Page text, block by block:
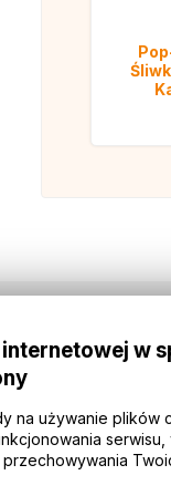
w
na używanie plików
serwisu,